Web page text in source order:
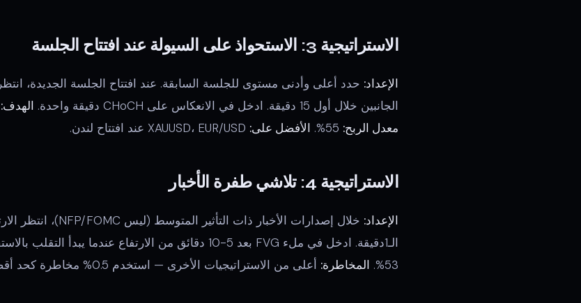
الاستراتيجية 3: الاستحواذ على السيولة عند افتتاح الجلسة
الإعداد: حدد أعلى وأدنى مستوى للجلسة السابقة. عند افتتاح الجلسة الجديدة،
الجانبين خلال أول 15 دقيقة. ادخل في الانعكاس على CHoCH دقيقة واحدة.
الهدف:
معدل الربح:
الأفضل على:
الاستراتيجية 4: تلاشي طفرة الأخبار
الإعداد:
الـ1دقيقة. ادخل في ملء FVG بعد 5-10 دقائق من الارتفاع عندما يبدأ التقلب بالاستقرار.
53%.
المخاطرة: أعلى من الاستراتيجيات الأخرى — استخدم 0.5% مخاطرة كحد أقصى.